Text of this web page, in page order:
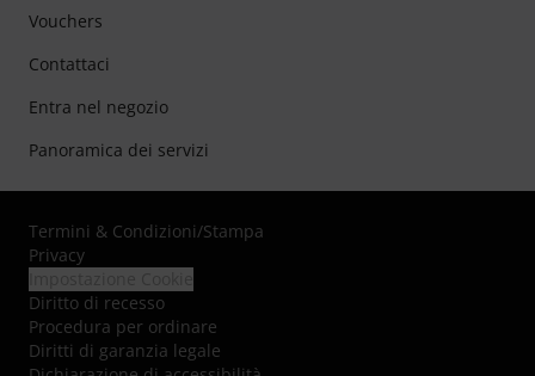
Vouchers
Contattaci
Entra nel negozio
Panoramica dei servizi
Termini & Condizioni/Stampa
Privacy
Diritto di recesso
Procedura per ordinare
Diritti di garanzia legale